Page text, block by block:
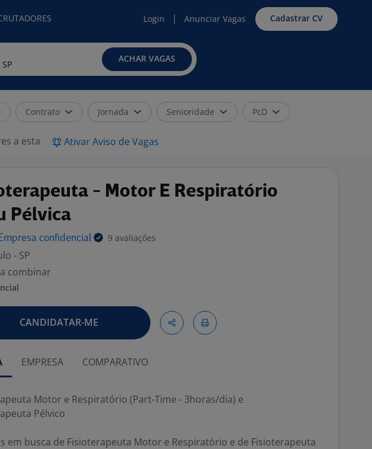
Login Anunciar Vagas Cadastrar CV
ACHAR VAGAS
Contrato Jornada Senioridade PcD
a esta Ativar Aviso de Vagas
- Motor E Respiratório
Pélvica
Empresa confidencial 9 avaliações
- SP
combinar
CANDIDATAR-ME
EMPRESA COMPARATIVO
Motor e Respiratório (Part-Time - 3horas/dia) e
Pélvico
em busca de Fisioterapeuta Motor e Respiratório e de Fisioterapeuta